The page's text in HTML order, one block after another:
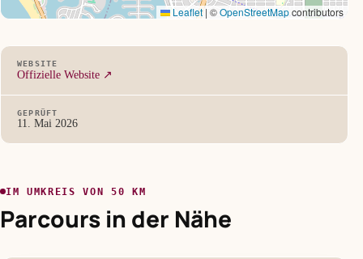
Leaflet | ©OpenStreetMapcontributors
WEBSITE
Offizielle Website ↗
GEPRÜFT
11. Mai 2026
IM UMKREIS VON 50 KM
Parcours in der Nähe